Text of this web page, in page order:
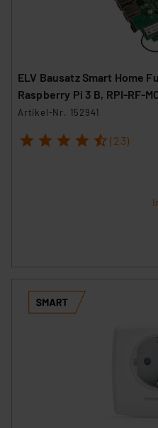
ELV Bausatz Smart Home
Raspberry Pi 3 B, RPI-RF-
Artikel-Nr. 152941
1 2 3 4 5 (23)